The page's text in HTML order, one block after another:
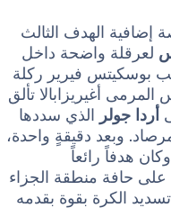
الثالث
داخل
فيرير ركلة
تألق
الذي سددها
دقيقةٍ واحدة،
منطقة الجزاء
بقوة بقدمه